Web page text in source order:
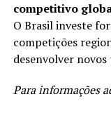
competitivo
O Brasil investe
competições
desenvolver
Para informações